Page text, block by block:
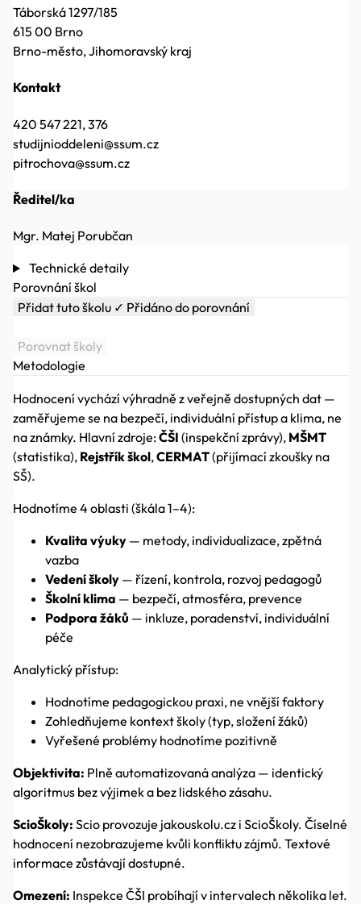
Táborská 1297/185
615 00 Brno
Brno-město, Jihomoravský kraj
Kontakt
420 547 221, 376
studijnioddeleni@ssum.cz
pitrochova@ssum.cz
Ředitel/ka
Mgr. Matej Porubčan
Technické detaily
Porovnání škol
Přidat tuto školu ✓ Přidáno do porovnání
Porovnat školy
Metodologie
Hodnocení vychází výhradně z veřejně dostupných dat —
zaměřujeme se na bezpečí, individuální přístup a klima, ne
na známky. Hlavní zdroje:ČŠI (inspekční zprávy), MŠMT
(statistika), Rejstřík škol,CERMAT(přijímací zkoušky na
SŠ).
Hodnotíme 4 oblasti (škála 1–4):
Kvalita výuky — metody, individualizace, zpětná
vazba
Vedení školy — řízení, kontrola, rozvoj pedagogů
Školní klima — bezpečí, atmosféra, prevence
Podpora žáků — inkluze, poradenství, individuální
péče
Analytický přístup:
Hodnotíme pedagogickou praxi, ne vnější faktory
Zohledňujeme kontext školy (typ, složení žáků)
Vyřešené problémy hodnotíme pozitivně
Objektivita: Plně automatizovaná analýza — identický
algoritmus bez výjimek a bez lidského zásahu.
ScioŠkoly: Scio provozuje jakouskolu.cz i ScioŠkoly. Číselné
hodnocení nezobrazujeme kvůli konfliktu zájmů. Textové
informace zůstávají dostupné.
Omezení: Inspekce ČŠI probíhají v intervalech několika let.